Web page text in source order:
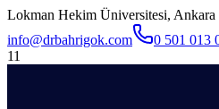
Lokman Hekim Üniversitesi, Ankara
info@drbahrigok.com
0 501 013
11